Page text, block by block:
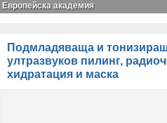
Европейска академия
Подмладяваща и
ултразвуков пилинг,
хидратация и маска